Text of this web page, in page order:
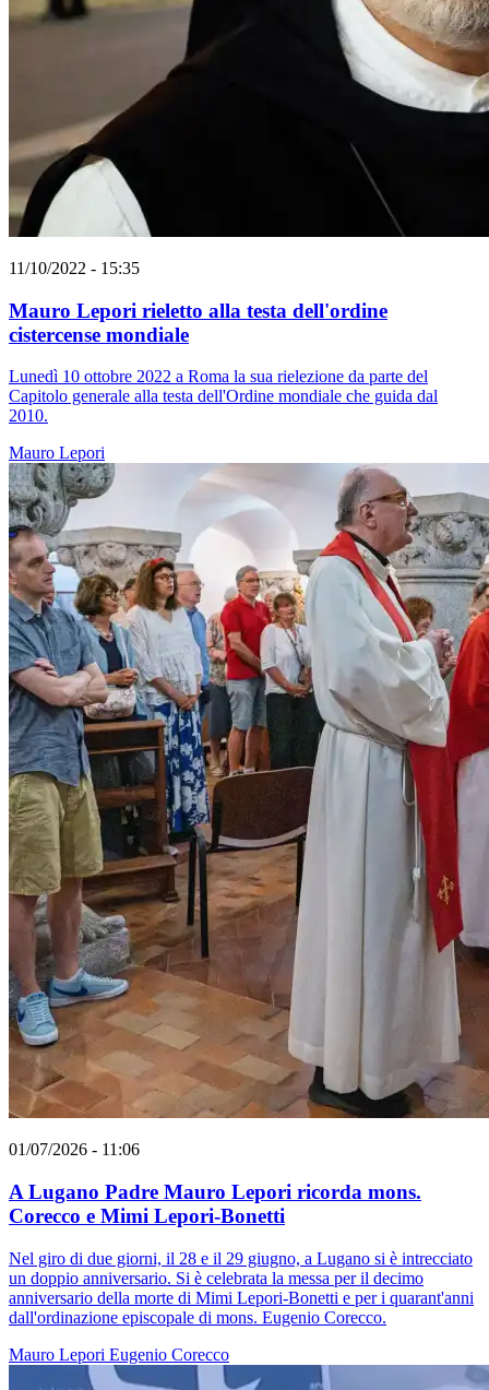
11/10/2022 - 15:35
Mauro Lepori rieletto alla testa dell'ordine
cistercense mondiale
Lunedì 10 ottobre 2022 a Roma la sua rielezione da parte del
Capitolo generale alla testa dell'Ordine mondiale che guida dal
2010.
Mauro Lepori
01/07/2026 - 11:06
A Lugano Padre Mauro Lepori ricorda mons.
Corecco e Mimi Lepori-Bonetti
Nel giro di due giorni, il 28 e il 29 giugno, a Lugano si è intrecciato
un doppio anniversario. Si è celebrata la messa per il decimo
anniversario della morte di Mimi Lepori-Bonetti e per i quarant'anni
dall'ordinazione episcopale di mons. Eugenio Corecco.
Mauro Lepori Eugenio Corecco